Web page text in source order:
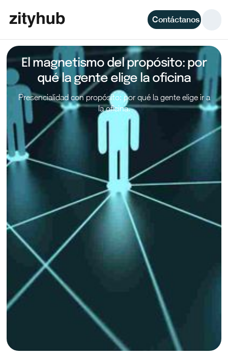
Contáctanos
El magnetismo del propósito: por
qué la gente elige la oficina
Presencialidad con propósito: por qué la gente elige ir a
la oficina.